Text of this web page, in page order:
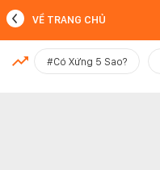
MỚI NHẤT
VỀ TRANG CHỦ
#Có Xứng 5 Sao?